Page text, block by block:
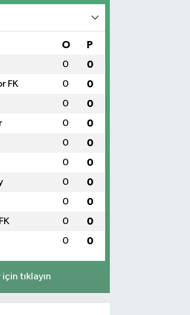
O P
0 0
FK 0 0
0 0
0 0
0 0
0 0
0 0
0 0
0 0
0 0
tıklayın